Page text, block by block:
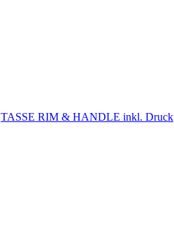
TASSE RIM & HANDLE inkl. Druck